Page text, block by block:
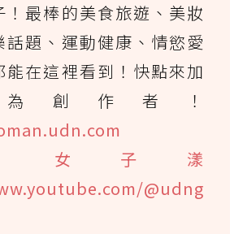
！最棒的美食旅遊、美妝
話題、運動健康、情慾愛
能在這裡看到！快點來加
創作者！
女子漾
@udng